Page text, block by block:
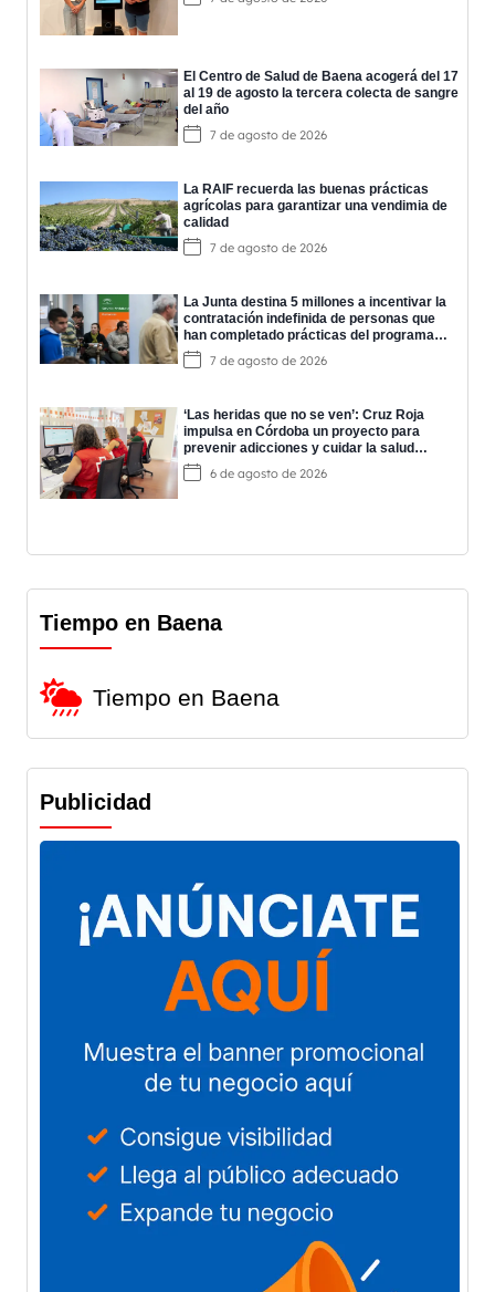
El Centro de Salud de Baena acogerá del 17
al 19 de agosto la tercera colecta de sangre
del año
7 de agosto de 2026
La RAIF recuerda las buenas prácticas
agrícolas para garantizar una vendimia de
calidad
7 de agosto de 2026
La Junta destina 5 millones a incentivar la
contratación indefinida de personas que
han completado prácticas del programa
EPES
7 de agosto de 2026
‘Las heridas que no se ven’: Cruz Roja
impulsa en Córdoba un proyecto para
prevenir adicciones y cuidar la salud
mental
6 de agosto de 2026
Tiempo en Baena
Tiempo en Baena
Publicidad